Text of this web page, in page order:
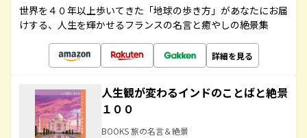
世界を４０年以上歩いてきた「地球の歩き方」があなたにお届
けする、人生を輝かせるフランスの名言と癒やしの絶景集
詳細を見る
人生観が変わるインドのことばと絶景
１００
BOOKS 旅の名言＆絶景